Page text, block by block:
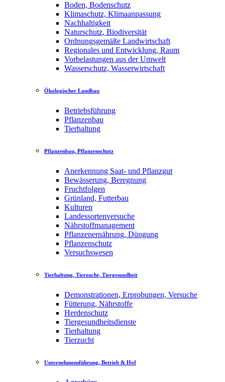
Boden, Bodenschutz
Klimaschutz, Klimaanpassung
Nachhaltigkeit
Naturschutz, Biodiversität
Ordnungsgemäße Landwirtschaft
Regionales und Entwicklung, Raum
Vorbelastungen aus der Umwelt
Wasserschutz, Wasserwirtschaft
Ökologischer Landbau
Betriebsführung
Pflanzenbau
Tierhaltung
Pflanzenbau, Pflanzenschutz
Anerkennung Saat- und Pflanzgut
Bewässerung, Beregnung
Fruchtfolgen
Grünland, Futterbau
Kulturen
Landessortenversuche
Nährstoffmanagement
Pflanzenernährung, Düngung
Pflanzenschutz
Versuchswesen
Tierhaltung, Tierzucht, Tiergesundheit
Demonstrationen, Erprobungen, Versuche
Fütterung, Nährstoffe
Herdenschutz
Tiergesundheitsdienste
Tierhaltung
Tierzucht
Unternehmensführung, Betrieb & Hof